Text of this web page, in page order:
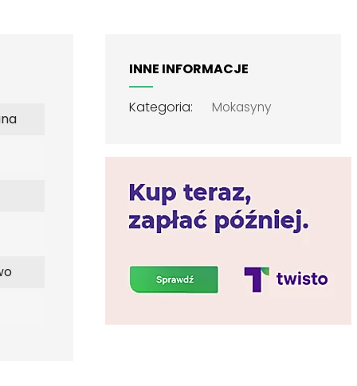
INNE INFORMACJE
Kategoria: Mokasyny